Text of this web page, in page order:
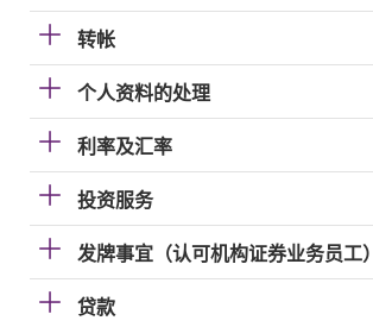
转帐
个人资料的处理
利率及汇率
投资服务
发牌事宜（认可机构证券业务员工）
贷款